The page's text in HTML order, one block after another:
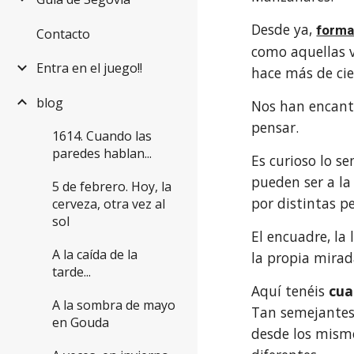
Contacto
Entra en el juego!!
blog
1614. Cuando las
paredes hablan...
5 de febrero. Hoy, la
cerveza, otra vez al
sol
A la caída de la
tarde...
A la sombra de mayo
en Gouda
Desde ya,
como aquellas
hace más de
Nos han
pensar.
Es curioso lo
pueden ser a
por distintas
El encuadre, la
la propia
Aquí tenéis
Tan
desde los